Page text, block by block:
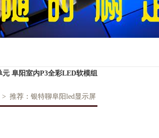
元 阜阳室内P3全彩LED软模组
> 推荐：银特聊阜阳led显示屏